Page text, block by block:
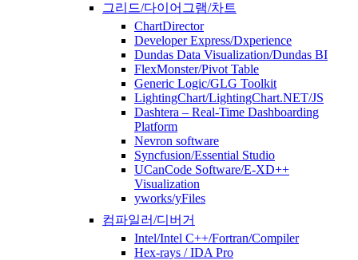
그리드/다이어그램/차트
ChartDirector
Developer Express/Dxperience
Dundas Data Visualization/Dundas BI
FlexMonster/Pivot Table
Generic Logic/GLG Toolkit
LightingChart/LightingChart.NET/JS
Dashtera – Real-Time Dashboarding
Platform
Nevron software
Syncfusion/Essential Studio
UCanCode Software/E-XD++
Visualization
yworks/yFiles
컴파일러/디버거
Intel/Intel C++/Fortran/Compiler
Hex-rays / IDA Pro